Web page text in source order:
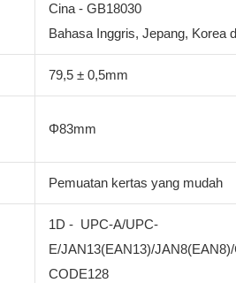
Cina - GB18030
Bahasa Inggris, Jepang, Korea
79,5 ± 0,5mm
Φ83mm
Pemuatan kertas yang mudah
1D - UPC-A/UPC-
E/JAN13(EAN13)/
CODE128